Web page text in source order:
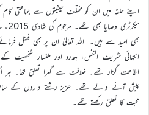
اپنے حلقہ میں ان کو مختلف حیثیتوں سے جماعتی
بھی امید سے ہیں۔ اللہ تعالیٰ ان پر بھی فضل
انتہائی شریف النفس، ہمدرد اور ملنسار شخصیت
اطاعت گزار تھے۔ خلافت سے گہرا تعلق تھا۔
پیش آنے والے تھے۔ عزیز رشتے داروں کے
محبت کا تعلق رکھتے تھے۔